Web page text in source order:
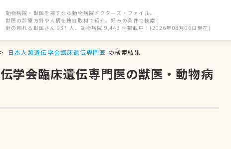
動物病院・獣医を探すなら動物病院ドクターズ・ファイル。
獣医の診療方針や人柄を独自取材で紹介。好みの条件で検索！
街の頼れる獣医さん 937 人、動物病院 9,443 件掲載中！(2026年08月06日現在)
日本人類遺伝学会臨床遺伝専門医 の検索結果
学会臨床遺伝専門医の獣医・動物病